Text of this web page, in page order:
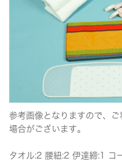
参考画像となりますので、
場合がございます。
タオル:2 腰紐:2 伊達締:1 コ